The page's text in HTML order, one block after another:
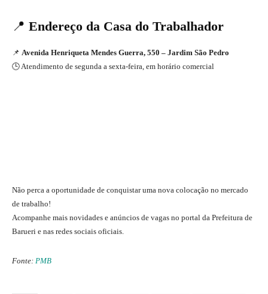
📍 Endereço da Casa do Trabalhador
📌 Avenida Henriqueta Mendes Guerra, 550 – Jardim São Pedro
🕒 Atendimento de segunda a sexta-feira, em horário comercial
Não perca a oportunidade de conquistar uma nova colocação no mercado
de trabalho!
Acompanhe mais novidades e anúncios de vagas no portal da Prefeitura de
Barueri e nas redes sociais oficiais.
Fonte: PMB